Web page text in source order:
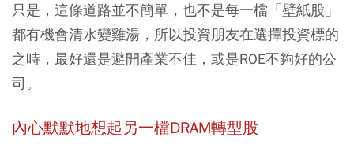
只是，這條道路並不簡單，也不是每一檔「壁紙股」
都有機會清水變雞湯，所以投資朋友在選擇投資標的
之時，最好還是避開產業不佳，或是ROE不夠好的公
司。
內心默默地想起另一檔DRAM轉型股